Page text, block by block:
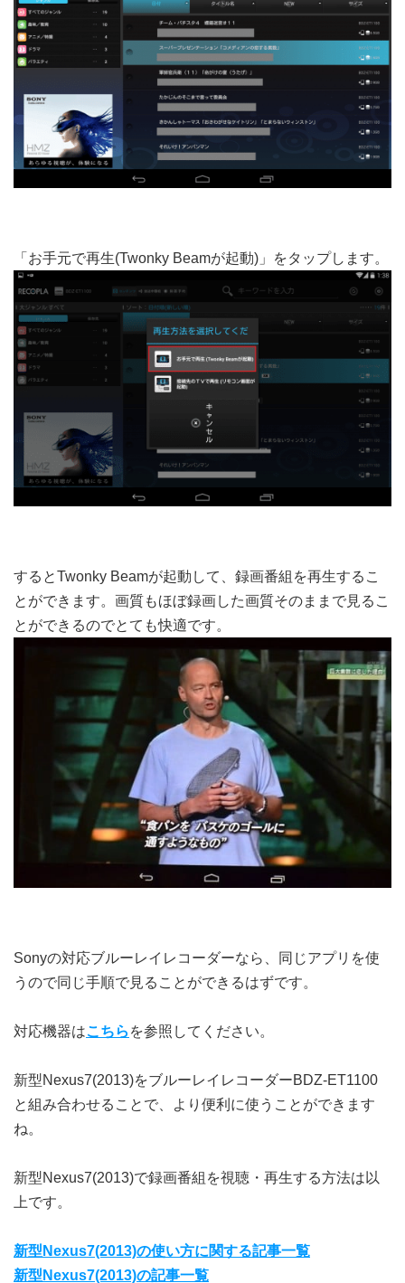
「お手元で再生(Twonky Beamが起動)」をタップします。
するとTwonky Beamが起動して、録画番組を再生するこ
とができます。画質もほぼ録画した画質そのままで見るこ
とができるのでとても快適です。
Sonyの対応ブルーレイレコーダーなら、同じアプリを使
うので同じ手順で見ることができるはずです。
対応機器はこちら を参照してください。
新型Nexus7(2013)をブルーレイレコーダーBDZ-ET1100
と組み合わせることで、より便利に使うことができます
ね。
新型Nexus7(2013)で録画番組を視聴・再生する方法は以
上です。
新型Nexus7(2013)の使い方に関する記事一覧
新型Nexus7(2013)の記事一覧